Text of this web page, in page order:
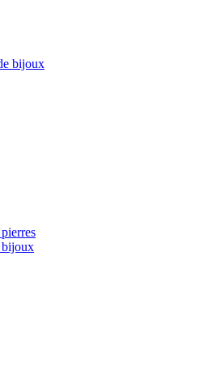
bijoux
bijoux